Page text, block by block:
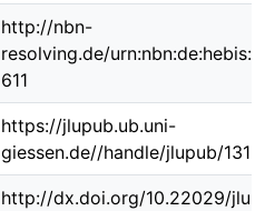
http://nbn-
resolving.de/
611
https://jlupub.ub.uni-
giessen.de//handle/jlupub/
http://dx.doi.org/10.22029/